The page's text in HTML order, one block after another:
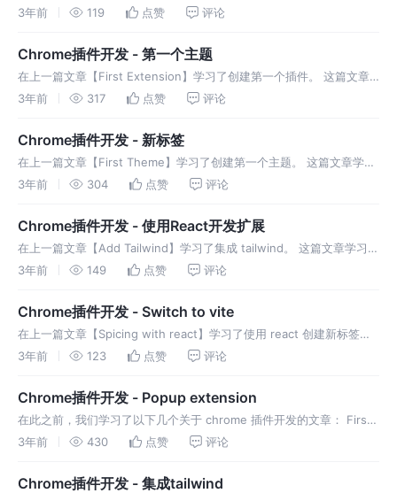
浏览器插件的核心文件且必不可少的：manifest，它是个json文件，包
3年前 119 点赞 评论
Chrome插件开发 - 第一个主题
在上一篇文章【First Extension】学习了创建第一个插件。 这篇文章
学习创建一个主题插件。 结构 更改manifest.json 上图解释了每个配置
3年前 317 点赞 评论
Chrome插件开发 - 新标签
在上一篇文章【First Theme】学习了创建第一个主题。 这篇文章学习
创建一个新标签插件，类似如图： 结构 将以下内容吸入
3年前 304 点赞 评论
Chrome插件开发 - 使用React开发扩展
在上一篇文章【Add Tailwind】学习了集成 tailwind。 这篇文章学习使
用 react 创建一个新标签插件，类似如图： 也可以使用其他自己喜欢的
3年前 149 点赞 评论
Chrome插件开发 - Switch to vite
在上一篇文章【Spicing with react】学习了使用 react 创建新标签插
件。 这篇文章替换掉 parcel，切换到 vite 删除.parcel 删除
3年前 123 点赞 评论
Chrome插件开发 - Popup extension
在此之前，我们学习了以下几个关于 chrome 插件开发的文章： First
extension New Tab Add Tailwind Add React 这篇文章学习创建弹窗
3年前 430 点赞 评论
Chrome插件开发 - 集成tailwind